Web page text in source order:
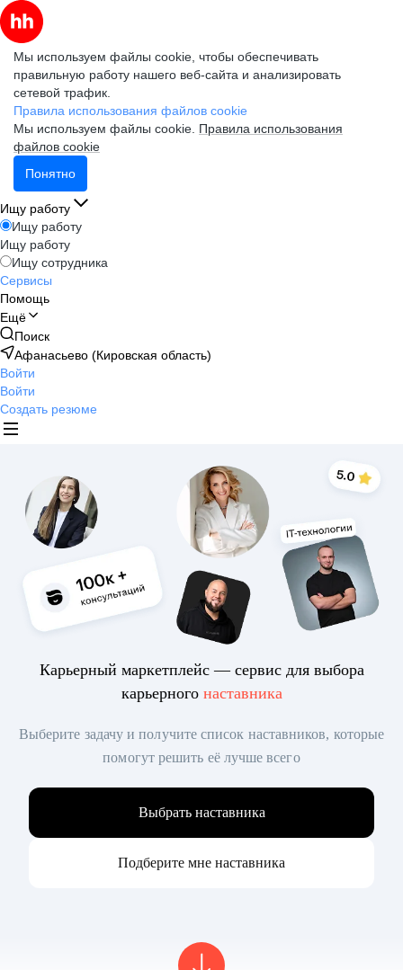
Мы используем файлы cookie, чтобы обеспечивать
правильную работу нашего веб-сайта и анализировать
сетевой трафик.
Правила использования файлов cookie
Мы используем файлы cookie. Правила использования
файлов cookie
Понятно
Ищу работу
Ищу работу
Ищу работу
Ищу сотрудника
Сервисы
Помощь
Ещё
Поиск
Афанасьево (Кировская область)
Войти
Войти
Создать резюме
Карьерный маркетплейс — сервис для выбора
карьерного наставника
Выберите задачу и получите список наставников, которые
помогут решить её лучше всего
Выбрать наставника
Подберите мне наставника